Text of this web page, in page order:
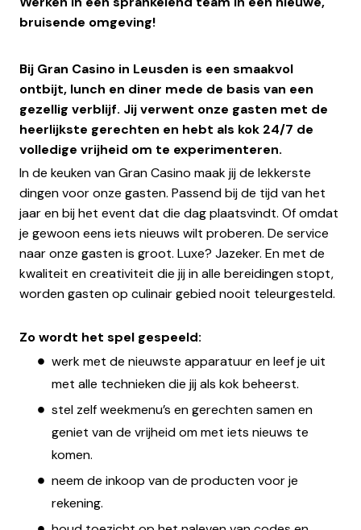
bruisende omgeving!
Bij Gran Casino in Leusden is een smaakvol
ontbijt, lunch en diner mede de basis van een
gezellig verblijf. Jij verwent onze gasten met de
heerlijkste gerechten en hebt als kok 24/7 de
volledige vrijheid om te experimenteren.
In de keuken van Gran Casino maak jij de lekkerste
dingen voor onze gasten. Passend bij de tijd van het
jaar en bij het event dat die dag plaatsvindt. Of omdat
je gewoon eens iets nieuws wilt proberen. De service
naar onze gasten is groot. Luxe? Jazeker. En met de
kwaliteit en creativiteit die jij in alle bereidingen stopt,
worden gasten op culinair gebied nooit teleurgesteld.
Zo wordt het spel gespeeld:
werk met de nieuwste apparatuur en leef je uit
met alle technieken die jij als kok beheerst.
stel zelf weekmenu’s en gerechten samen en
geniet van de vrijheid om met iets nieuws te
komen.
neem de inkoop van de producten voor je
rekening.